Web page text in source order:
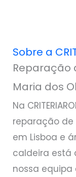
Sobre a
Reparação
Maria dos
Na
reparação
em Lisboa e
caldeira está
nossa